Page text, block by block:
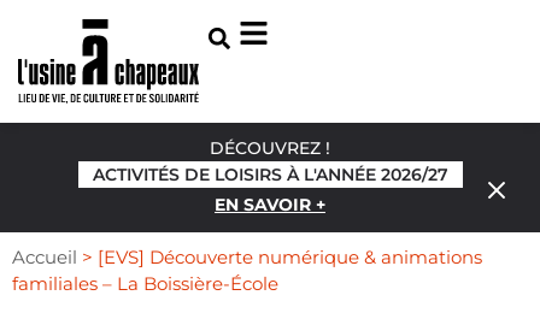
DÉCOUVREZ !
ACTIVITÉS DE LOISIRS À L'ANNÉE 2026/27
EN SAVOIR +
Accueil > [EVS] Découverte numérique & animations
familiales – La Boissière-École